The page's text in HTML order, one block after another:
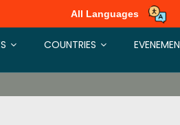
All Languages
COUNTRIES